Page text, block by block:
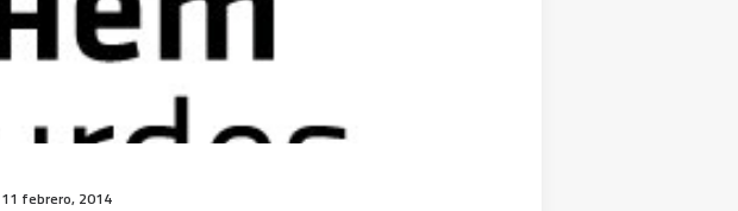
11 febrero, 2014